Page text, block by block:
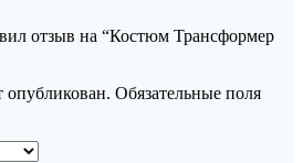
отзыв на “Костюм Трансформер
опубликован. Обязательные поля